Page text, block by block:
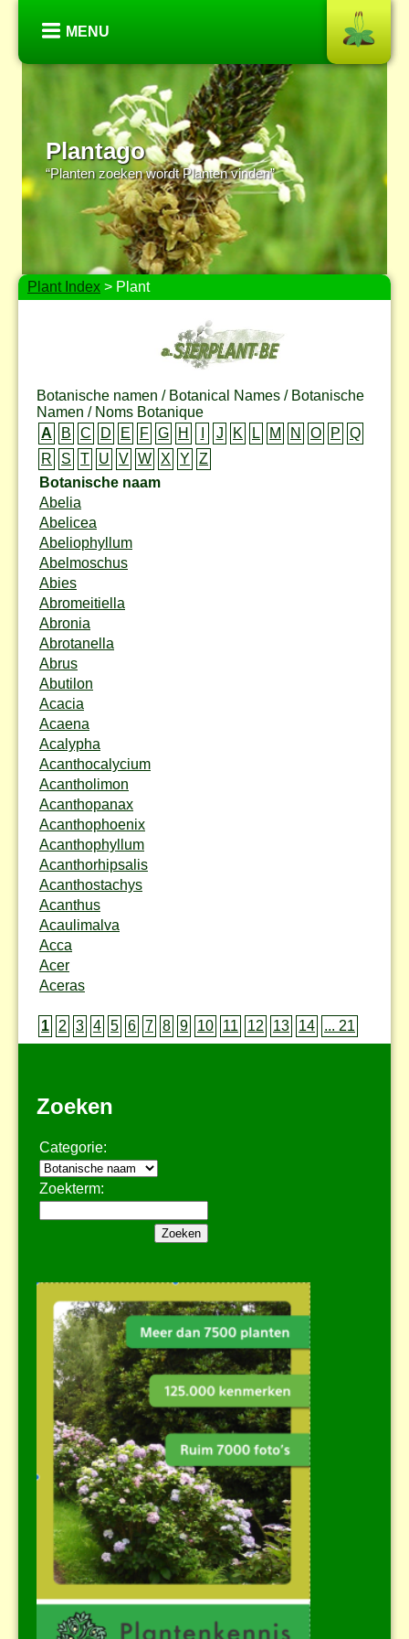
MENU
Plantago
“Planten zoeken wordt Planten vinden”
Plant Index > Plant
Botanische namen / Botanical Names / Botanische
Namen / Noms Botanique
A
B C D E F G H J K L M N O P
Q
R
S T U V W X Y
Z
Botanische naam
Abelia
Abelicea
Abeliophyllum
Abelmoschus
Abies
Abromeitiella
Abronia
Abrotanella
Abrus
Abutilon
Acacia
Acaena
Acalypha
Acanthocalycium
Acantholimon
Acanthopanax
Acanthophoenix
Acanthophyllum
Acanthorhipsalis
Acanthostachys
Acanthus
Acaulimalva
Acca
Acer
Aceras
1 2 3 4 5 6 7 8 9 10 11 12 13 14 ... 21
Zoeken
Categorie:
Zoekterm: